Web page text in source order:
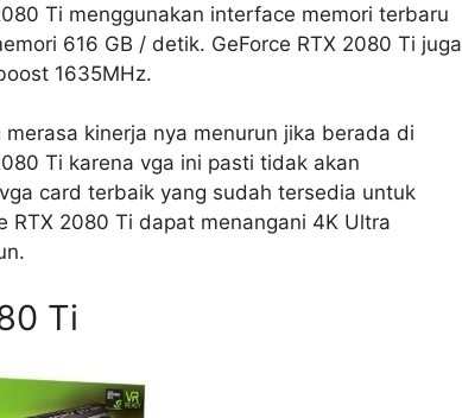
Ti menggunakan interface memori terbaru
616 GB / detik. GeForce RTX 2080 Ti juga
1635MHz.
kinerja nya menurun jika berada di
Ti karena vga ini pasti tidak akan
card terbaik yang sudah tersedia untuk
RTX 2080 Ti dapat menangani 4K Ultra
Ti